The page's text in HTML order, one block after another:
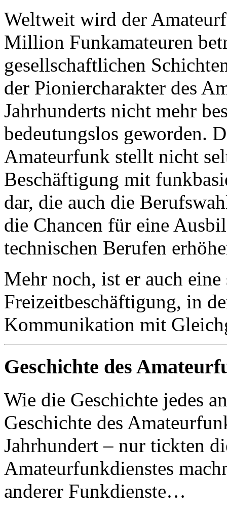
Weltweit wird der
Million Funkamateuren
gesellschaftlichen
der Pioniercharakter des
Jahrhunderts nicht mehr
bedeutungslos geworden.
Amateurfunk stellt nicht
Beschäftigung mit
dar, die auch die
die Chancen für eine
technischen Berufen
Mehr noch, ist er auch eine
Freizeitbeschäftigung, in
Kommunikation mit
Geschichte des
Wie die Geschichte jedes
Geschichte des
Jahrhundert – nur tickten
Amateurfunkdienstes
anderer Funkdienste…